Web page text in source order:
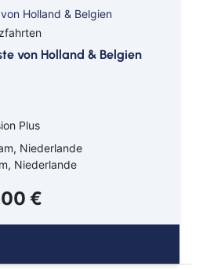
von Holland & Belgien
Plus
Niederlande
Niederlande
€